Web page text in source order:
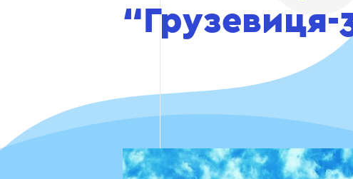
“Грузевиця-